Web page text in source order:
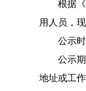
根据《
用人员，
公示时
公示期间
地址或工